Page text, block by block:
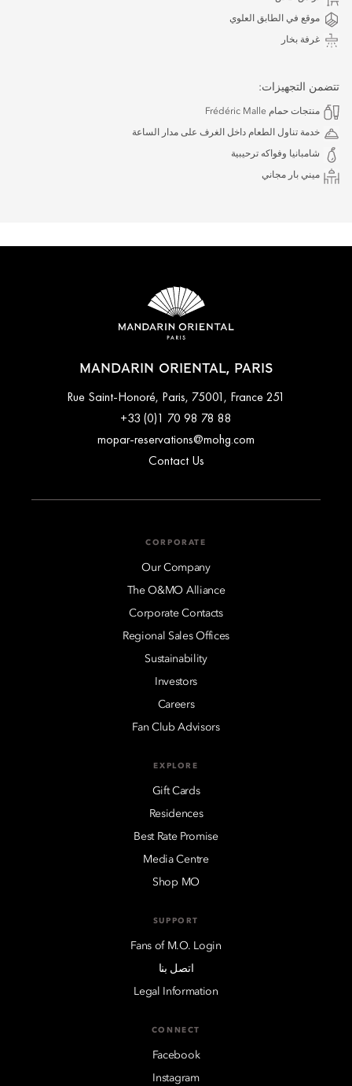
موقع في الطابق العلوي
غرفة بخار
تتضمن التجهيزات:
منتجات حمام Frédéric Malle
خدمة تناول الطعام داخل الغرف على مدار الساعة
شامبانيا وفواكه ترحيبية
ميني بار مجاني
MANDARIN ORIENTAL, PARIS
251 Rue Saint-Honoré, Paris, 75001, France
+33 (0)1 70 98 78 88
mopar-reservations@mohg.com
Contact Us
CORPORATE
Our Company
The O&MO Alliance
Corporate Contacts
Regional Sales Offices
Sustainability
Investors
Careers
Fan Club Advisors
EXPLORE
Gift Cards
Residences
Best Rate Promise
Media Centre
Shop MO
SUPPORT
Fans of M.O. Login
اتصل بنا
Legal Information
CONNECT
Facebook
Instagram